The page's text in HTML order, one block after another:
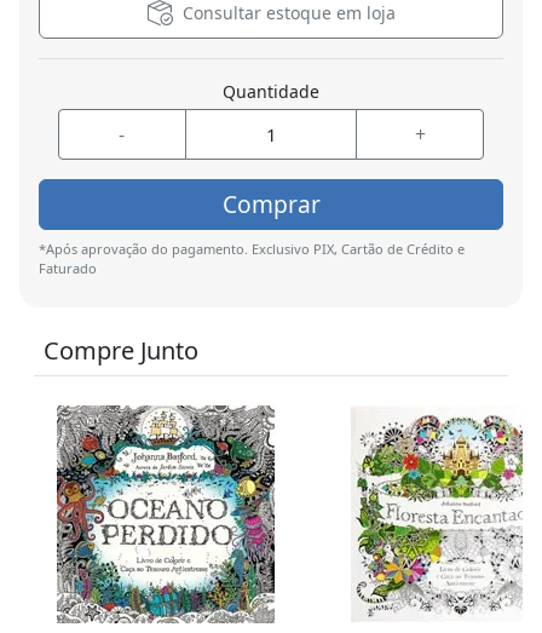
Consultar estoque em loja
Quantidade
- +
Comprar
*Após aprovação do pagamento. Exclusivo PIX, Cartão de Crédito e
Faturado
Compre Junto